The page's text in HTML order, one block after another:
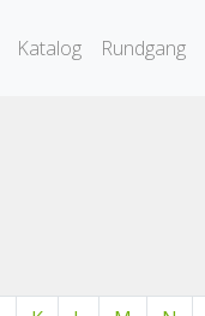
Katalog Rundgang